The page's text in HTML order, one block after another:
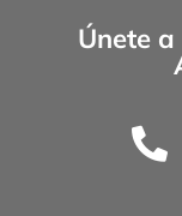
Únete